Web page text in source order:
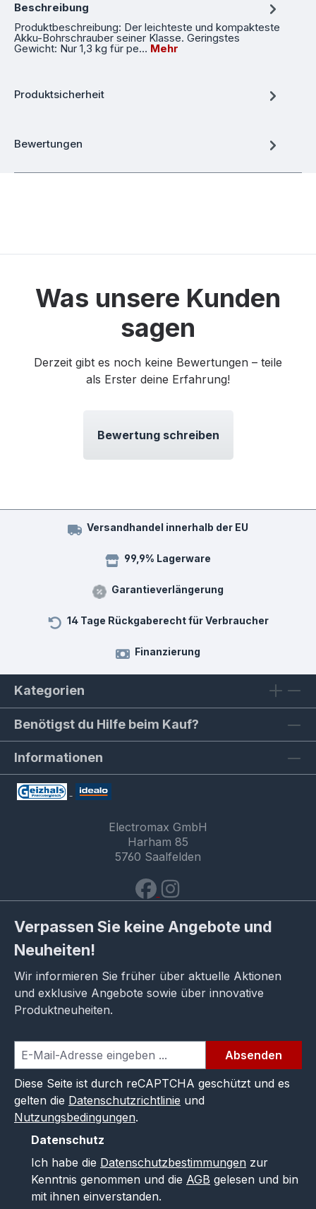
Beschreibung
Produktbeschreibung: Der leichteste und kompakteste
Akku-Bohrschrauber seiner Klasse. Geringstes
Gewicht: Nur 1,3 kg für pe… Mehr
Produktsicherheit
Bewertungen
Was unsere Kunden
sagen
Derzeit gibt es noch keine Bewertungen – teile
als Erster deine Erfahrung!
Bewertung schreiben
Versandhandel innerhalb der EU
99,9% Lagerware
Garantieverlängerung
14 Tage Rückgaberecht für Verbraucher
Finanzierung
Kategorien
Benötigst du Hilfe beim Kauf?
Informationen
Electromax GmbH
Harham 85
5760 Saalfelden
Verpassen Sie keine Angebote und
Neuheiten!
Wir informieren Sie früher über aktuelle Aktionen
und exklusive Angebote sowie über innovative
Produktneuheiten.
Absenden
Diese Seite ist durch reCAPTCHA geschützt und es
gelten die Datenschutzrichtlinie und
Nutzungsbedingungen.
Datenschutz
Ich habe die Datenschutzbestimmungen zur
Kenntnis genommen und die AGB gelesen und bin
mit ihnen einverstanden.